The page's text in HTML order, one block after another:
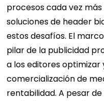
procesos cada vez
soluciones de header
estos desafíos. El
pilar de la publicidad
a los editores
comercialización de
rentabilidad. A pesar